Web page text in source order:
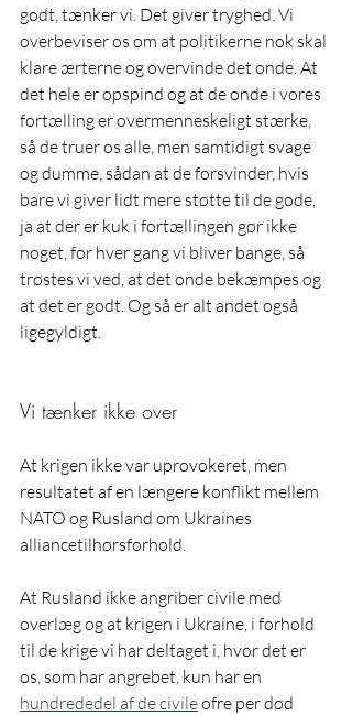
godt, tænker vi. Det giver tryghed. Vi
overbeviser os om at politikerne nok skal
klare ærterne og overvinde det onde. At
det hele er opspind og at de onde i vores
fortælling er overmenneskeligt stærke,
så de truer os alle, men samtidigt svage
og dumme, sådan at de forsvinder, hvis
bare vi giver lidt mere støtte til de gode,
ja at der er kuk i fortællingen gør ikke
noget, for hver gang vi bliver bange, så
trøstes vi ved, at det onde bekæmpes og
at det er godt. Og så er alt andet også
ligegyldigt.
Vi tænker ikke over
At krigen ikke var uprovokeret, men
resultatet af en længere konflikt mellem
NATO og Rusland om Ukraines
alliancetilhørsforhold.
At Rusland ikke angriber civile med
overlæg og at krigen i Ukraine, i forhold
til de krige vi har deltaget i, hvor det er
os, som har angrebet, kun har en
hundrededel af de civile ofre per død